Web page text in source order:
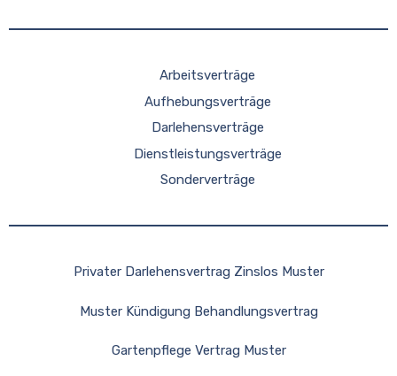
Arbeitsverträge
Aufhebungsverträge
Darlehensverträge
Dienstleistungsverträge
Sonderverträge
Privater Darlehensvertrag Zinslos Muster
Muster Kündigung Behandlungsvertrag
Gartenpflege Vertrag Muster